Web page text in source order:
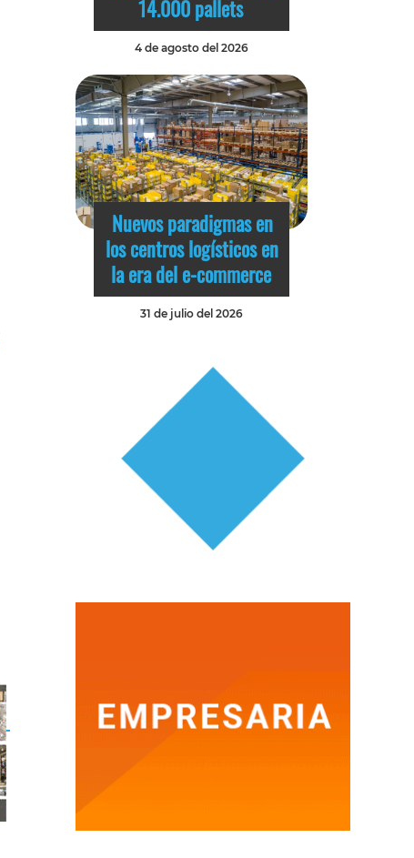
14.000 pallets
4 de agosto del 2026
Nuevos paradigmas en
los centros logísticos en
la era del e-commerce
31 de julio del 2026